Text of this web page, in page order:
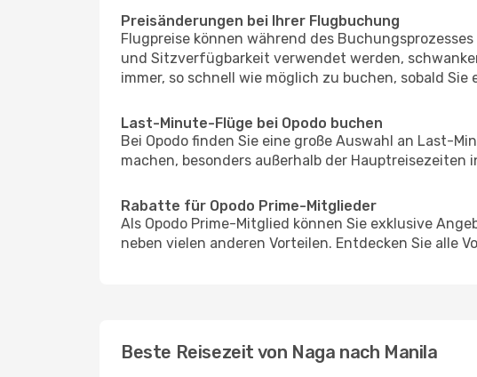
Preisänderungen bei Ihrer Flugbuchung
Flugpreise können während des
und Sitzverfügbarkeit verwendet werden,
immer, so schnell wie möglich zu buchen, sobald
Last-Minute-Flüge bei Opodo buchen
Bei Opodo finden Sie eine große Auswahl an Last-
machen, besonders außerhalb der Hauptreisezeiten
Rabatte für Opodo Prime-Mitglieder
Als Opodo Prime-Mitglied können Sie exklusive
neben vielen anderen Vorteilen. Entdecken Sie alle
Beste Reisezeit von Naga nach Manila